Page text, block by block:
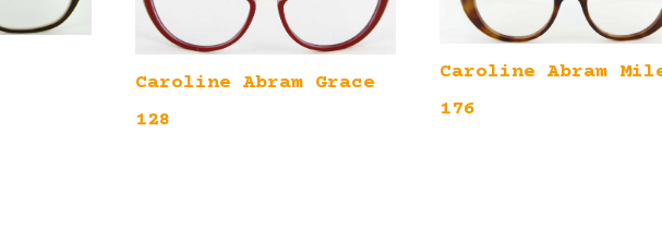
Caroline Abram Grace
128
Caroline Abram
176